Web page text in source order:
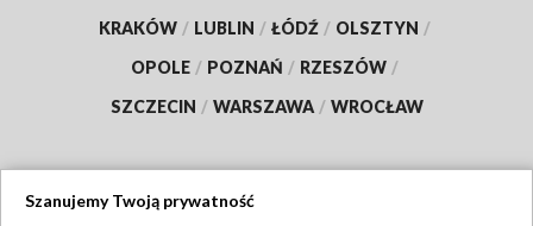
KRAKÓW / LUBLIN / ŁÓDŹ / OLSZTYN /
OPOLE / POZNAŃ / RZESZÓW /
SZCZECIN / WARSZAWA / WROCŁAW
Szanujemy Twoją prywatność